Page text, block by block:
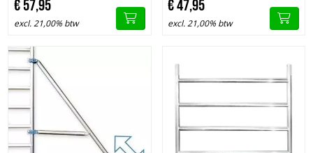
€57,95
excl. 21,00% btw
€47,95
excl. 21,00% btw